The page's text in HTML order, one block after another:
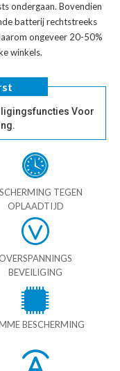
ondergaan. Bovendien
batterijrechtstreeks
ongeveer 20-50%
winkels.
Voor
TEGEN
OPLAADTIJD
BEVEILIGING
BESCHERMING